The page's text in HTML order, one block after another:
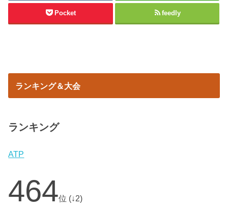
Pocket feedly
ランキング＆大会
ランキング
ATP
464位 (↓2)